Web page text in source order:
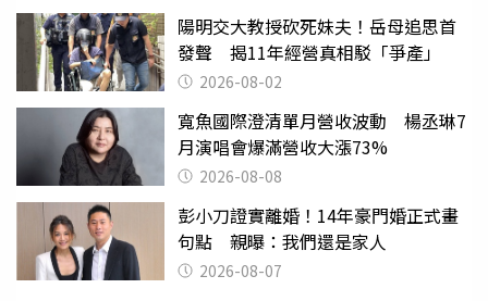
陽明交大教授砍死妹夫！岳母追思首
發聲 揭11年經營真相駁「爭產」
2026-08-02
寬魚國際澄清單月營收波動 楊丞琳7
月演唱會爆滿營收大漲73%
2026-08-08
彭小刀證實離婚！14年豪門婚正式畫
句點 親曝：我們還是家人
2026-08-07